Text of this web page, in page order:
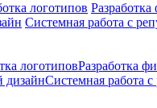
логотипов
Системная работа с
логотиповРазработка
дизайнСистемная работа с